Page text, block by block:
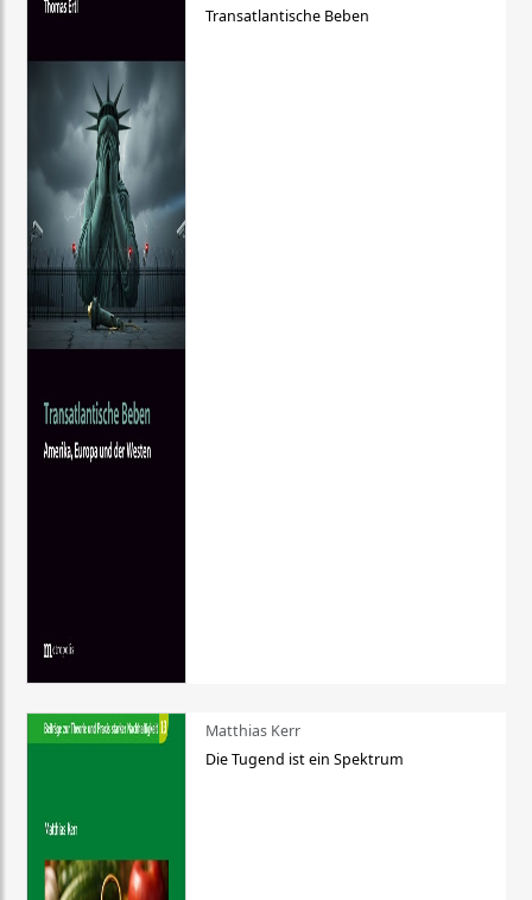
Transatlantische Beben
Matthias Kerr
Die Tugend ist ein Spektrum